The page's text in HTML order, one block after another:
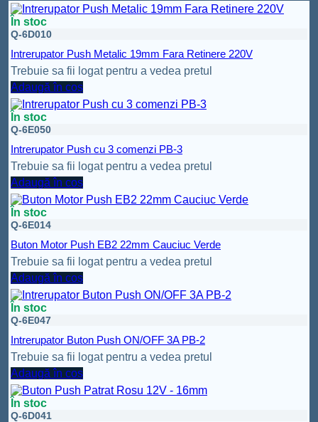
În stoc
Q-6D010
Intrerupator Push Metalic 19mm Fara Retinere 220V
Trebuie sa fii logat pentru a vedea pretul
Adaugă în coș
În stoc
Q-6E050
Intrerupator Push cu 3 comenzi PB-3
Trebuie sa fii logat pentru a vedea pretul
Adaugă în coș
În stoc
Q-6E014
Buton Motor Push EB2 22mm Cauciuc Verde
Trebuie sa fii logat pentru a vedea pretul
Adaugă în coș
În stoc
Q-6E047
Intrerupator Buton Push ON/OFF 3A PB-2
Trebuie sa fii logat pentru a vedea pretul
Adaugă în coș
În stoc
Q-6D041